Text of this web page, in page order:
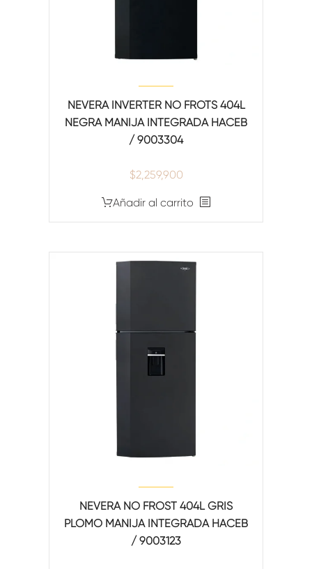
NEVERA INVERTER NO FROTS 404L
NEGRA MANIJA INTEGRADA HACEB
/ 9003304
$2,259,900
Añadir al carrito
NEVERA NO FROST 404L GRIS
PLOMO MANIJA INTEGRADA HACEB
/ 9003123